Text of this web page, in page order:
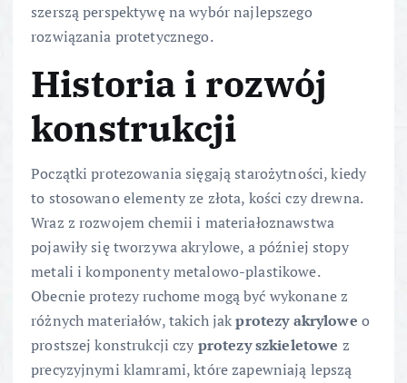
szerszą perspektywę na wybór najlepszego
rozwiązania protetycznego.
Historia i rozwój
konstrukcji
Początki protezowania sięgają starożytności, kiedy
to stosowano elementy ze złota, kości czy drewna.
Wraz z rozwojem chemii i materiałoznawstwa
pojawiły się tworzywa akrylowe, a później stopy
metali i komponenty metalowo-plastikowe.
Obecnie protezy ruchome mogą być wykonane z
różnych materiałów, takich jakprotezy akrylowe o
prostszej konstrukcji czy protezy szkieletowe z
precyzyjnymi klamrami, które zapewniają lepszą